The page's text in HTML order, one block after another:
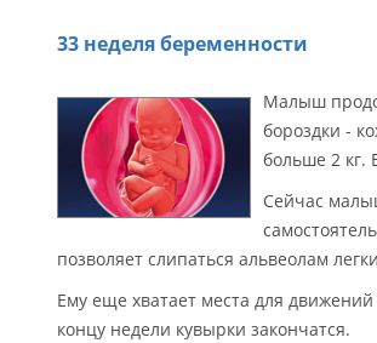
33 неделя беременности
Малыш
бороздки -
больше 2 кг.
Сейчас
позволяет слипаться альвеолам
Ему еще хватает места для движений
концу недели кувырки закончатся.